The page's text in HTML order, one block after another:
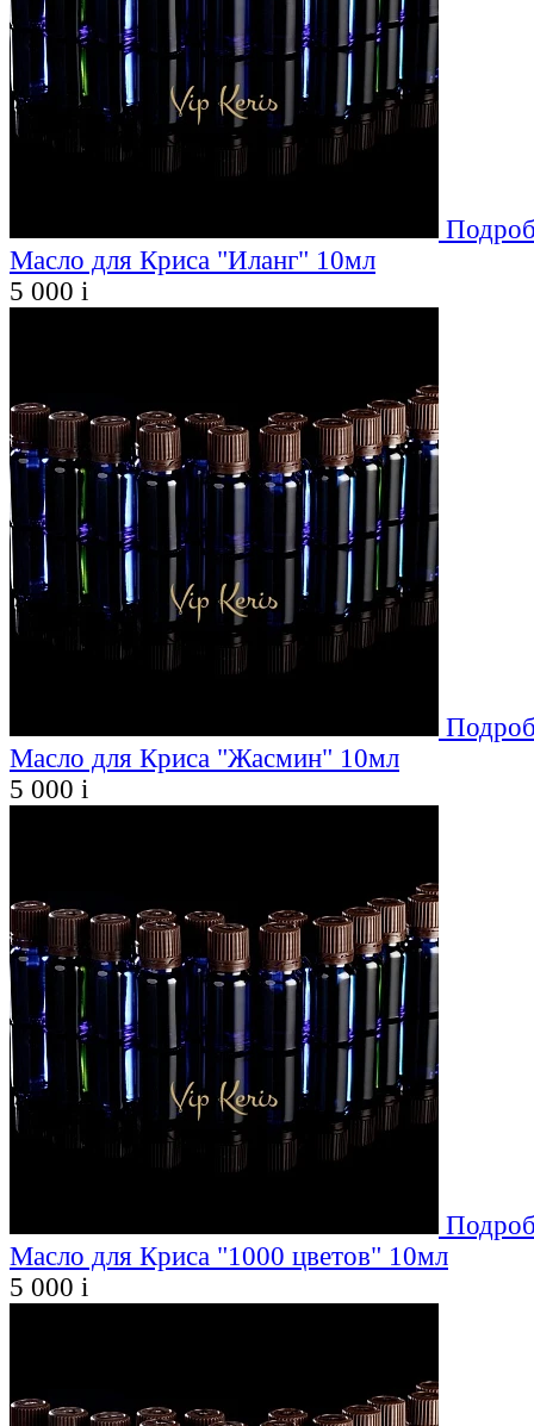
Масло для Криса "Иланг" 10мл
5 000 i
Масло для Криса "Жасмин" 10мл
5 000 i
Масло для Криса "1000 цветов" 10мл
5 000 i